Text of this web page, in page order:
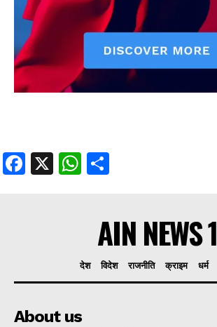
Facebook
X WhatsApp
AIN NEWS 1
देश विदेश राजनीति क्राइम धर्म
About us